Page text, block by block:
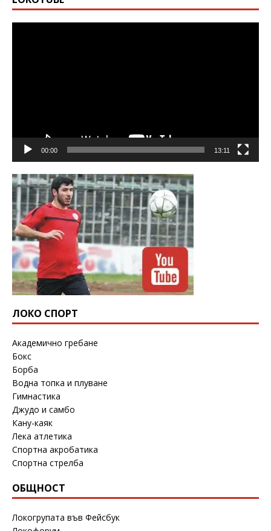
00:00 13:11
ЛОКО СПОРТ
Академично гребане
Бокс
Борба
Водна топка и плуване
Гимнастика
Джудо и самбо
Кану-каяк
Лека атлетика
Спортна акробатика
Спортна стрелба
ОБЩНОСТ
Локогрупата във Фейсбук